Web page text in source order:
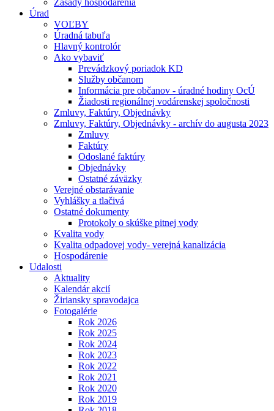
Zásady hospodárenia
Úrad
VOĽBY
Úradná tabuľa
Hlavný kontrolór
Ako vybaviť
Prevádzkový poriadok KD
Služby občanom
Informácia pre občanov - úradné hodiny OcÚ
Žiadosti regionálnej vodárenskej spoločnosti
Zmluvy, Faktúry, Objednávky
Zmluvy, Faktúry, Objednávky - archív do augusta 2023
Zmluvy
Faktúry
Odoslané faktúry
Objednávky
Ostatné záväzky
Verejné obstarávanie
Vyhlášky a tlačivá
Ostatné dokumenty
Protokoly o skúške pitnej vody
Kvalita vody
Kvalita odpadovej vody- verejná kanalizácia
Hospodárenie
Udalosti
Aktuality
Kalendár akcií
Žiriansky spravodajca
Fotogalérie
Rok 2026
Rok 2025
Rok 2024
Rok 2023
Rok 2022
Rok 2021
Rok 2020
Rok 2019